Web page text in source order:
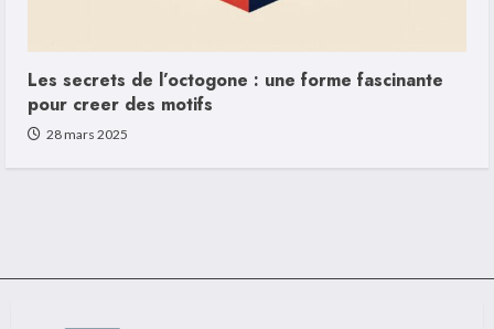
Les secrets de l’octogone : une forme fascinante
pour creer des motifs
28 mars 2025